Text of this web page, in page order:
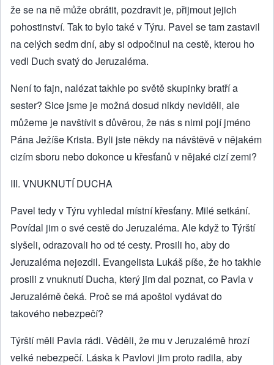
že se na ně může obrátit, pozdravit je, přijmout jejich
pohostinství. Tak to bylo také v Týru. Pavel se tam zastavil
na celých sedm dní, aby si odpočinul na cestě, kterou ho
vedl Duch svatý do Jeruzaléma.
Není to fajn, nalézat takhle po světě skupinky bratří a
sester? Sice jsme je možná dosud nikdy neviděli, ale
můžeme je navštívit s důvěrou, že nás s nimi pojí jméno
Pána Ježíše Krista. Byli jste někdy na návštěvě v nějakém
cizím sboru nebo dokonce u křesťanů v nějaké cizí zemi?
III. VNUKNUTÍ DUCHA
Pavel tedy v Týru vyhledal místní křesťany. Milé setkání.
Povídal jim o své cestě do Jeruzaléma. Ale když to Týrští
slyšeli, odrazovali ho od té cesty. Prosili ho, aby do
Jeruzaléma nejezdil. Evangelista Lukáš píše, že ho takhle
prosili z vnuknutí Ducha, který jim dal poznat, co Pavla v
Jeruzalémě čeká. Proč se má apoštol vydávat do
takového nebezpečí?
Týrští měli Pavla rádi. Věděli, že mu v Jeruzalémě hrozí
velké nebezpečí. Láska k Pavlovi jim proto radila, aby